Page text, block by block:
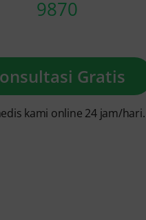
9870
Gratis
kami online 24 jam/hari.